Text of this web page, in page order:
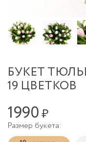
БУКЕТ
19 ЦВЕТКОВ
1990₽
Размер букета: